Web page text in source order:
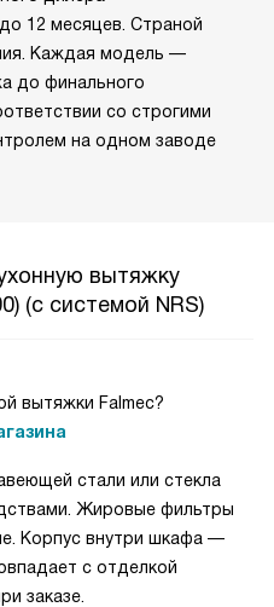
12 месяцев. Страной
Каждая модель —
до финального
со строгими
на одном заводе
вытяжку
(c системой NRS)
вытяжки Falmec?
стали или стекла
Жировые фильтры
Корпус внутри шкафа —
с отделкой
заказе.